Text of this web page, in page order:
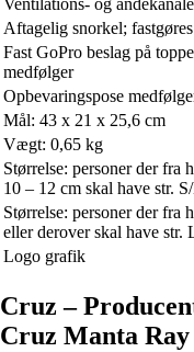
Ventilations- og
Aftagelig snorkel;
Fast GoPro beslag på
medfølger
Opbevaringspose
Mål: 43 x 21 x 25,6 cm
Vægt: 0,65 kg
Størrelse: personer der fra
10 – 12 cm skal have str.
Størrelse: personer der fra
eller derover skal have str.
Logo grafik
Cruz –
Cruz Manta